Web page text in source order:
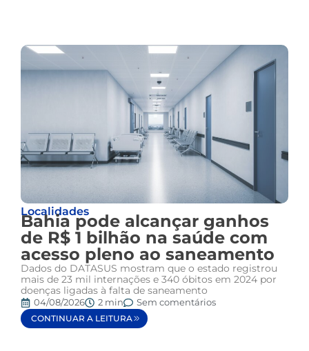
Localidades
Bahia pode alcançar ganhos
de R$ 1 bilhão na saúde com
acesso pleno ao saneamento
Dados do DATASUS mostram que o estado registrou
mais de 23 mil internações e 340 óbitos em 2024 por
doenças ligadas à falta de saneamento
04/08/2026 2 min Sem comentários
CONTINUAR A LEITURA